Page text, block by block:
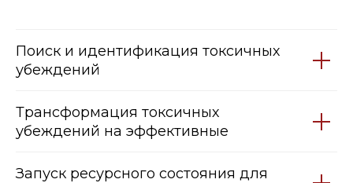
Поиск и идентификация токсичных
убеждений
Трансформация токсичных
убеждений на эффективные
Запуск ресурсного состояния для